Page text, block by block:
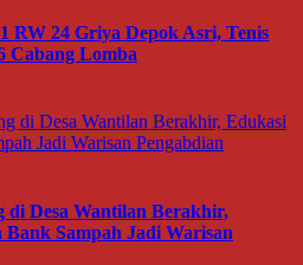
RW 24 Griya Depok Asri, Tenis
Cabang Lomba
Desa Wantilan Berakhir,
Bank Sampah Jadi Warisan